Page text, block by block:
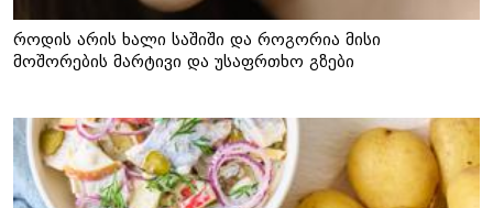
როდის არის ხალი საშიში და როგორია მისი
მოშორების მარტივი და უსაფრთხო გზები